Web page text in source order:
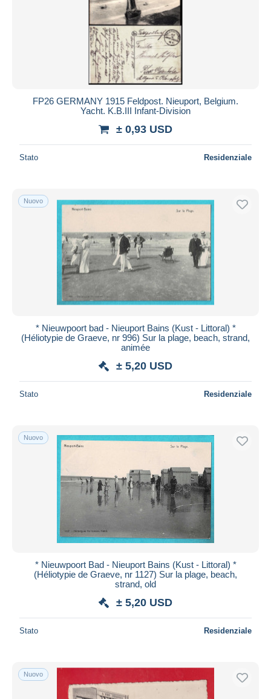
FP26 GERMANY 1915 Feldpost. Nieuport, Belgium.
Yacht. K.B.III Infant-Division
± 0,93 USD
Stato Residenziale
Nuovo
* Nieuwpoort bad - Nieuport Bains (Kust - Littoral) *
(Héliotypie de Graeve, nr 996) Sur la plage, beach, strand,
animée
± 5,20 USD
Stato Residenziale
Nuovo
* Nieuwpoort Bad - Nieuport Bains (Kust - Littoral) *
(Héliotypie de Graeve, nr 1127) Sur la plage, beach,
strand, old
± 5,20 USD
Stato Residenziale
Nuovo